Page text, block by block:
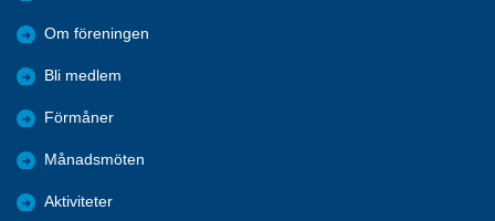
Om föreningen
Bli medlem
Förmåner
Månadsmöten
Aktiviteter